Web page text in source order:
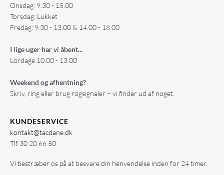
Onsdag: 9.30 - 15.00
Torsdag: Lukket
Fredag: 9.30 - 13.00 & 14.00 - 18.00
I lige uger har vi åbent...
Lørdage 10.00 - 13.00
Weekend og afhentning?
Skriv, ring eller brug røgsignaler – vi finder ud af noget.
KUNDESERVICE
kontakt@tacdane.dk
Tlf 30 20 66 50
Vi bestræber os på at besvare din henvendelse inden for 24 timer.